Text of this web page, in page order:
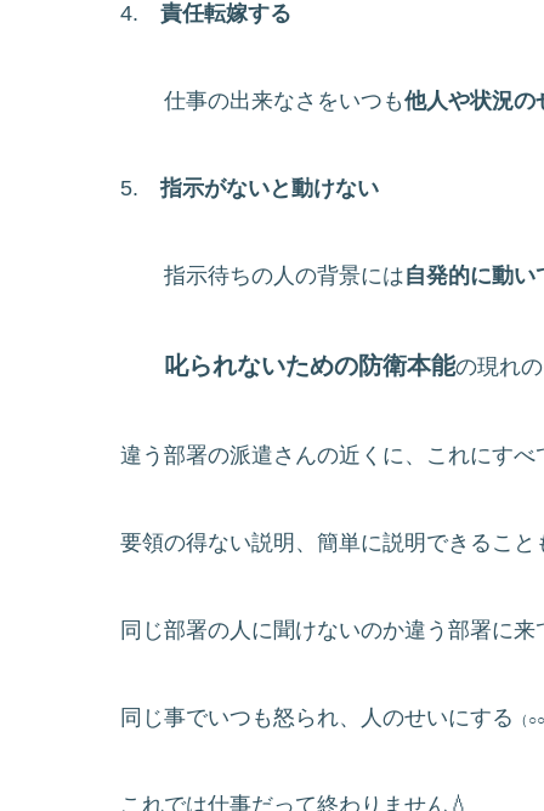
4. 責任転嫁する
仕事の出来なさをいつも他人や状況の
5.指示がないと動けない
指示待ちの人の背景には自発的に動い
叱られないための防衛本能の現れ
違う部署の派遣さんの近くに、これにす
要領の得ない説明、簡単に説明できること
同じ部署の人に聞けないのか違う部署に
同じ事でいつも怒られ、人のせいにする （
これでは仕事だって終わりません💧